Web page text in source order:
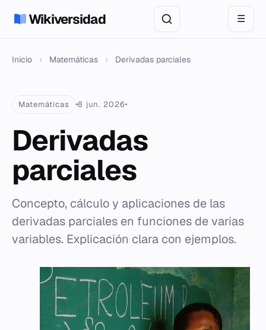
Wikiversidad ☰
Inicio › Matemáticas › Derivadas parciales
Matemáticas 8 jun. 2026
Derivadas
parciales
Concepto, cálculo y aplicaciones de las
derivadas parciales en funciones de varias
variables. Explicación clara con ejemplos.